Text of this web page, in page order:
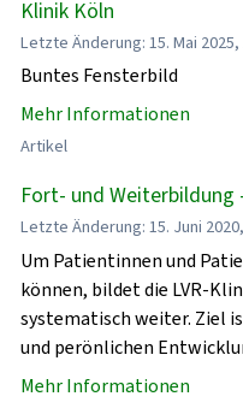
Klinik Köln
Letzte Änderung: 15. Mai 2025,
Buntes Fensterbild
Mehr Informationen
Artikel
Fort- und Weiterbildung
Letzte Änderung: 15. Juni
Um Patientinnen und
können, bildet die LVR-
systematisch weiter. Ziel
und perönlichen
Mehr Informationen